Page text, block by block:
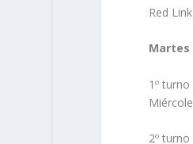
Red Link.
Martes
1º
2º